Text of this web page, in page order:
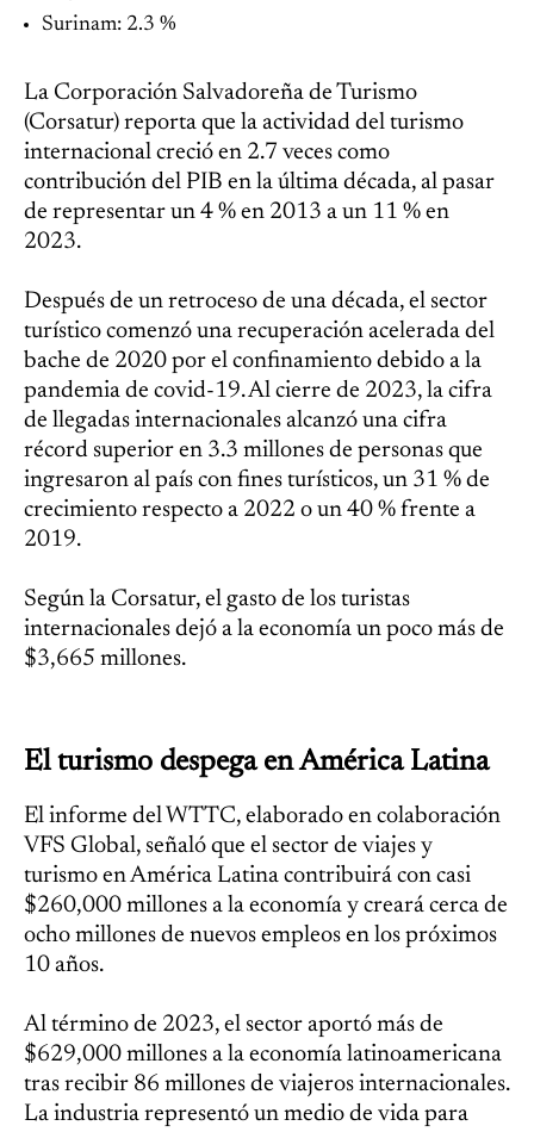
Surinam: 2.3 %
La Corporación Salvadoreña de Turismo
(Corsatur) reporta que la actividad del turismo
internacional creció en 2.7 veces como
contribución del PIB en la última década, al pasar
de representar un 4 % en 2013 a un 11 % en
2023.
Después de un retroceso de una década, el sector
turístico comenzó una recuperación acelerada del
bache de 2020 por el confinamiento debido a la
pandemia de covid-19. Al cierre de 2023, la cifra
de llegadas internacionales alcanzó una cifra
récord superior en 3.3 millones de personas que
ingresaron al país con fines turísticos, un 31 % de
crecimiento respecto a 2022 o un 40 % frente a
2019.
Según la Corsatur, el gasto de los turistas
internacionales dejó a la economía un poco más de
$3,665 millones.
El turismo despega en América Latina
El informe del WTTC, elaborado en colaboración
VFS Global, señaló que el sector de viajes y
turismo en América Latina contribuirá con casi
$260,000 millones a la economía y creará cerca de
ocho millones de nuevos empleos en los próximos
10 años.
Al término de 2023, el sector aportó más de
$629,000 millones a la economía latinoamericana
tras recibir 86 millones de viajeros internacionales.
La industria representó un medio de vida para